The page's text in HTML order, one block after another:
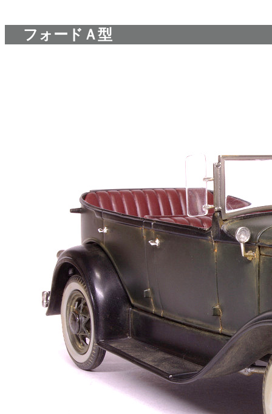
フォードＡ型